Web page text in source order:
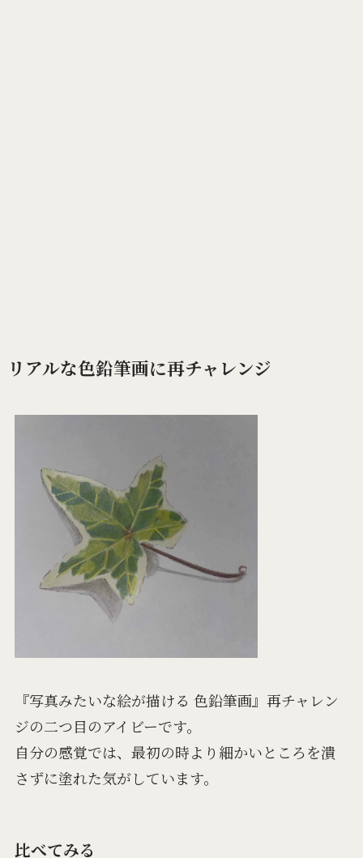
リアルな色鉛筆画に再チャレンジ
『写真みたいな絵が描ける 色鉛筆画』再チャレン
ジの二つ目のアイビーです。
自分の感覚では、最初の時より細かいところを潰
さずに塗れた気がしています。
比べてみる